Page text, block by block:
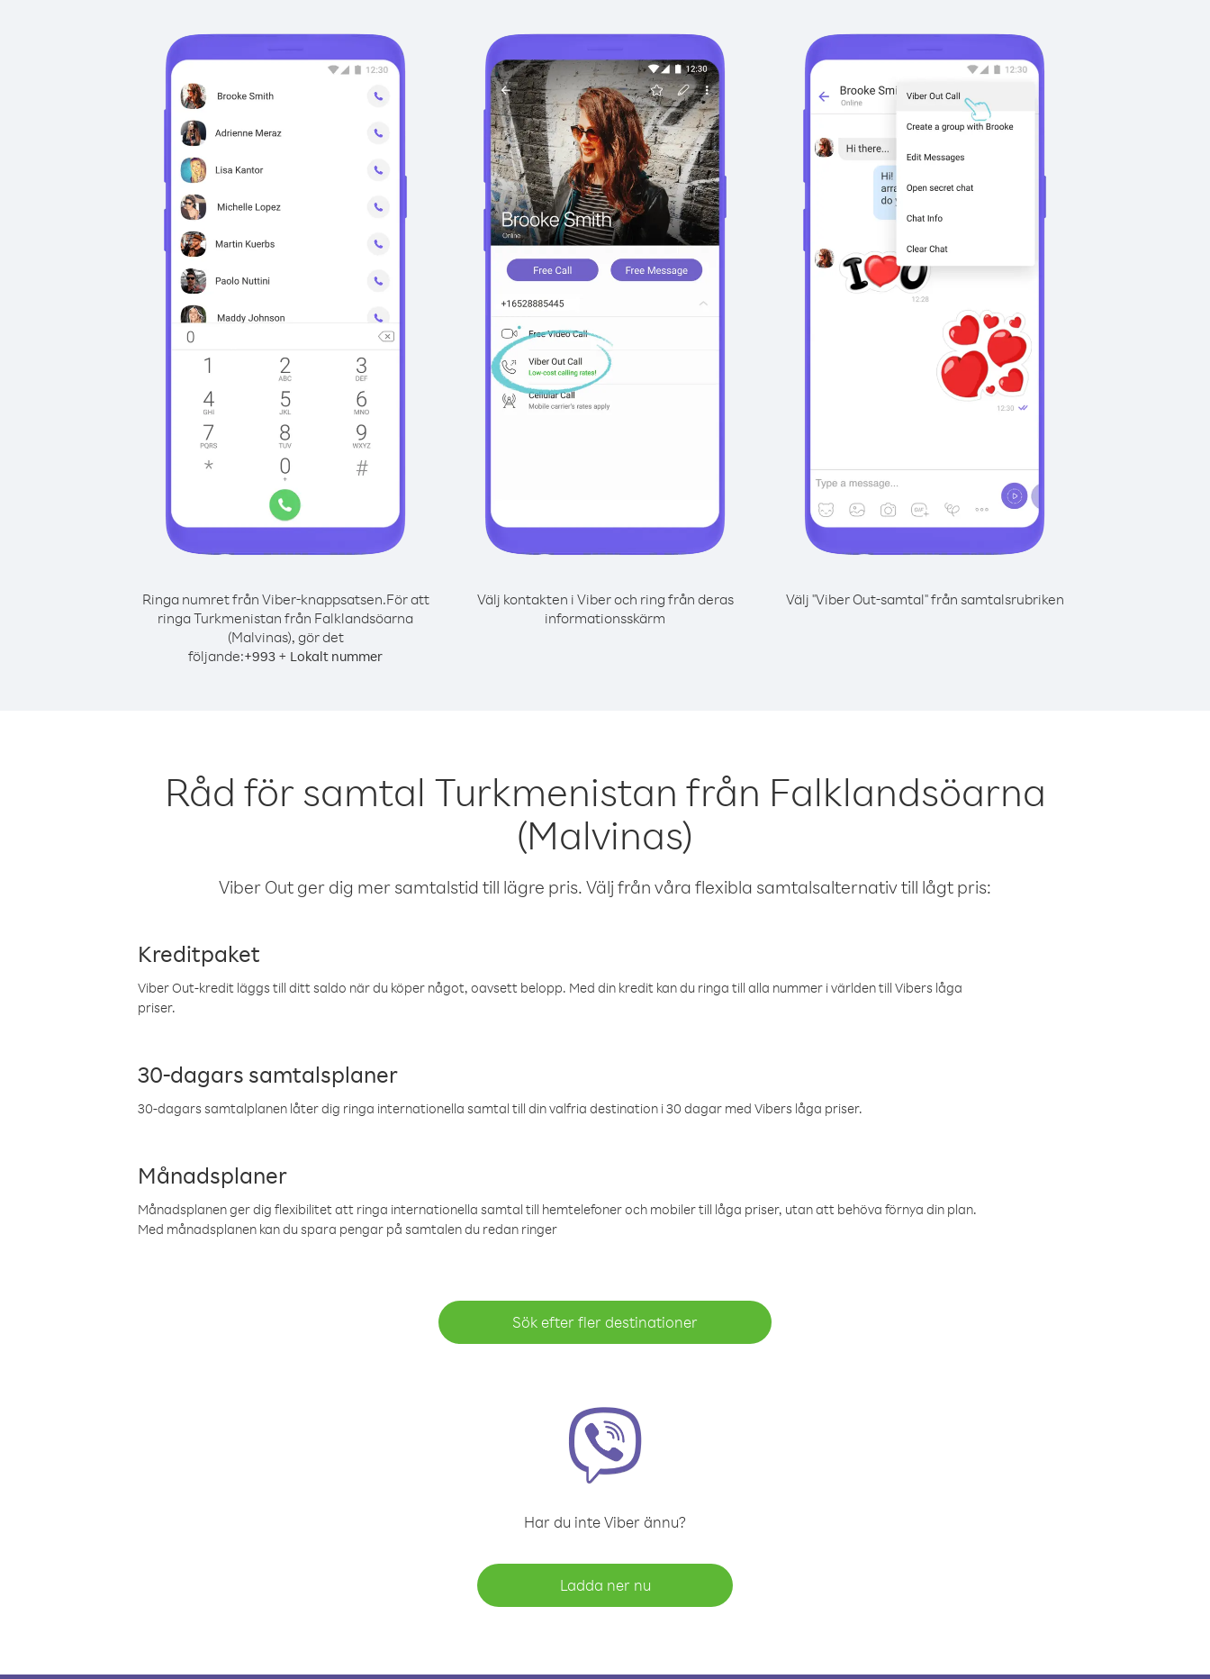
Ringa numret från Viber-knappsatsen.För att
ringa Turkmenistan från Falklandsöarna
(Malvinas), gör det
följande:+993 + Lokalt nummer
Välj kontakten i Viber och ring från deras
informationsskärm
Välj "Viber Out-samtal" från samtalsrubriken
Råd för samtal Turkmenistan från Falklandsöarna
(Malvinas)
Viber Out ger dig mer samtalstid till lägre pris. Välj från våra flexibla samtalsalternativ till lågt pris:
Kreditpaket
Viber Out-kredit läggs till ditt saldo när du köper något, oavsett belopp. Med din kredit kan du ringa till alla nummer i världen till Vibers låga
priser.
30-dagars samtalsplaner
30-dagars samtalplanen låter dig ringa internationella samtal till din valfria destination i 30 dagar med Vibers låga priser.
Månadsplaner
Månadsplanen ger dig flexibilitet att ringa internationella samtal till hemtelefoner och mobiler till låga priser, utan att behöva förnya din plan.
Med månadsplanen kan du spara pengar på samtalen du redan ringer
Sök efter fler destinationer
Har du inte Viber ännu?
Ladda ner nu